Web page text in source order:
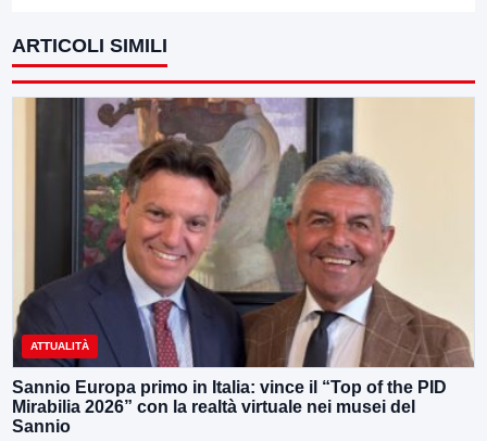
ARTICOLI SIMILI
ATTUALITÀ
Sannio Europa primo in Italia: vince il “Top of the PID
Mirabilia 2026” con la realtà virtuale nei musei del
Sannio